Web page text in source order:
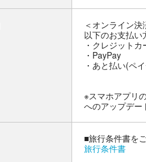
＜オンライン決
以下のお支払い
・クレジットカ
・PayPay
・あと払い(ペ
※スマホアプリ
へのアップデー
■旅行条件書を
旅行条件書